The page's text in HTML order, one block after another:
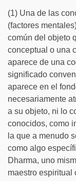
(1) Una de las
(factores
común del objeto
conceptual o una
aparece de una
significado
aparece en el
necesariamente
a su objeto, ni lo
conocidos, como
la que a menudo
como algo
Dharma, uno
maestro espiritual